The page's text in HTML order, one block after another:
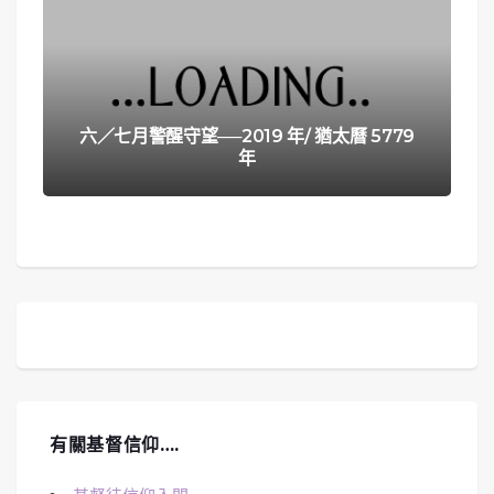
六／七月警醒守望──2019 年/ 猶太曆 5779
年
有關基督信仰….